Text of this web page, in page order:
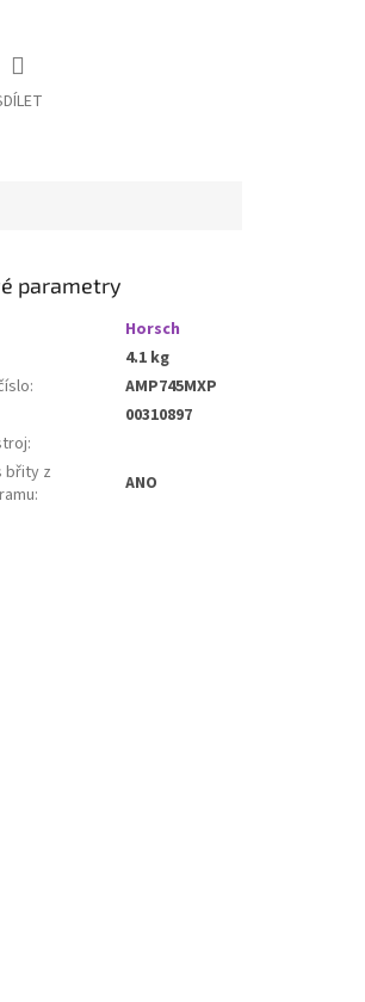
parametry
Horsch
4.1 kg
:
AMP745MXP
00310897
:
břity z
: ANO